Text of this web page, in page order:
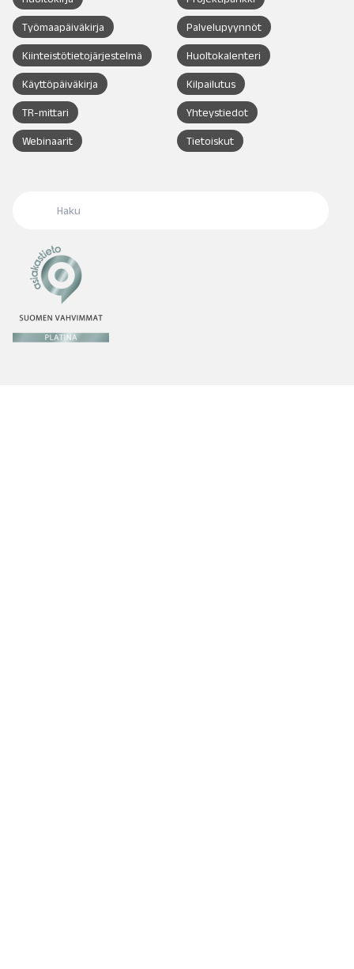
Työmaapäiväkirja Palvelupyynnöt
Kiinteistötietojärjestelmä Huoltokalenteri
Käyttöpäiväkirja Kilpailutus
TR-mittari Yhteystiedot
Webinaarit Tietoiskut